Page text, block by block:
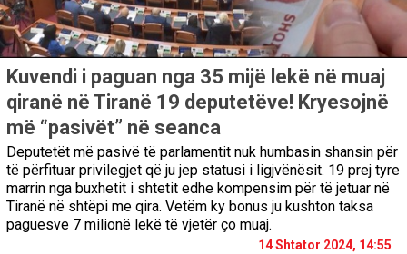
Kuvendi i paguan nga 35 mijë lekë në muaj
qiranë në Tiranë 19 deputetëve! Kryesojnë
më “pasivët” në seanca
Deputetët më pasivë të parlamentit nuk humbasin shansin për
të përfituar privilegjet që ju jep statusi i ligjvënësit. 19 prej tyre
marrin nga buxhetit i shtetit edhe kompensim për të jetuar në
Tiranë në shtëpi me qira. Vetëm ky bonus ju kushton taksa
paguesve 7 milionë lekë të vjetër ço muaj.
14 Shtator 2024, 14:55